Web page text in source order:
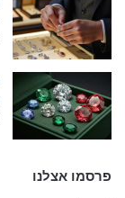
פרסמו אצלנו